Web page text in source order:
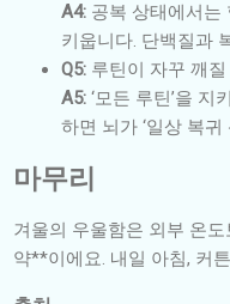
A4: 공복 상태에서는
키웁니다. 단백질과
Q5: 루틴이 자꾸 깨
A5: ‘모든 루틴’을
하면 뇌가 ‘일상 복귀
마무리
겨울의 우울함은 외부 온
약**이에요. 내일 아침, 커